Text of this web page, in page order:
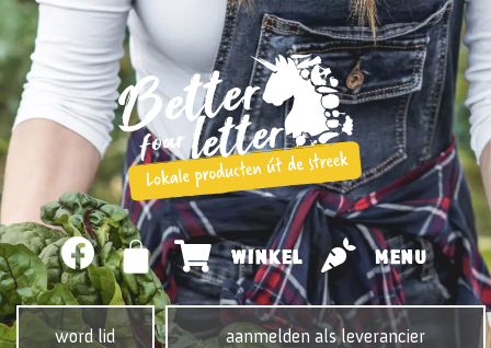
WINKEL MENU
word lid aanmelden als leverancier